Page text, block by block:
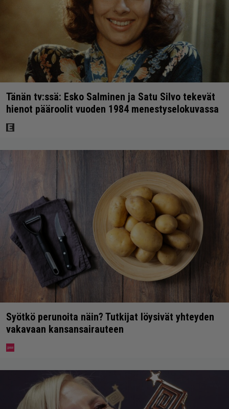
Tänän tv:ssä: Esko Salminen ja Satu Silvo tekevät
hienot pääroolit vuoden 1984 menestyselokuvassa
Syötkö perunoita näin? Tutkijat löysivät yhteyden
vakavaan kansansairauteen